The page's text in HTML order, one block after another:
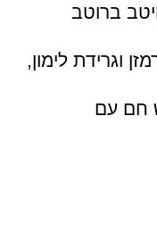
ברוטב
וגרידת לימון,
חם עם